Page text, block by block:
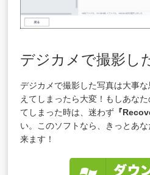
デジカメで撮影し
デジカメで撮影した写真は大事
えてしまったら大変！もしあな
てしまった時は、迷わず 『
い。このソフトなら、きっとあ
来ます！